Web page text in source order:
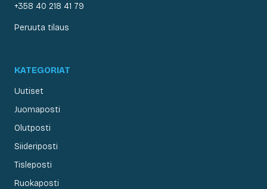
+358 40 218 41 79
Peruuta tilaus
KATEGORIAT
Uutiset
Juomaposti
Olutposti
Siideriposti
Tisleposti
Ruokaposti